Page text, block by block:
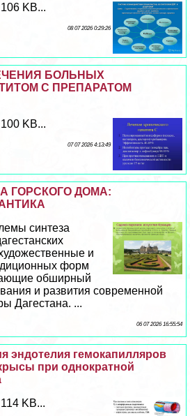
KB...
08 07 2026 0:29:26
БОЛЬНЫХ
С ПРЕПАРАТОМ
KB...
07 07 2026 4:13:49
ГОРСКОГО ДОМА:
синтеза
и
форм
обширный
и развития современной
Дагестана. ...
06 07 2026 16:55:54
эндотелия гемокапилляров
при однократной
KB...